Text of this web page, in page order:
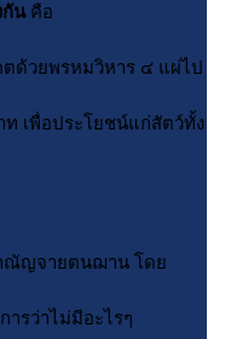
นคือ
ยพรหมวิหาร ๔ แผ่ไป
เพื่อประโยชน์แก่สัตว์ทั้ง
ญจายตนฌาน โด
รว่าไม่มีอะไรๆ